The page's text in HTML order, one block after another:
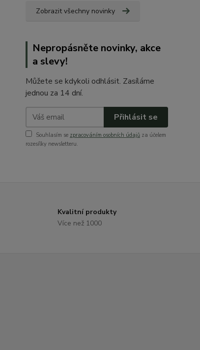
Zobrazit všechny novinky
Nepropásněte novinky, akce
a slevy!
Můžete se kdykoli odhlásit. Zasíláme
jednou za 14 dní.
Přihlásit se
Souhlasím se zpracováním osobních údajů za účelem
rozesílky newsletteru.
Kvalitní produkty
Více než 1000